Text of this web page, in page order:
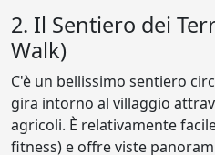
2. Il Sentiero dei
Walk)
C'è un bellissimo sentiero
gira intorno al villaggio
agricoli. È relativamente
fitness) e offre viste